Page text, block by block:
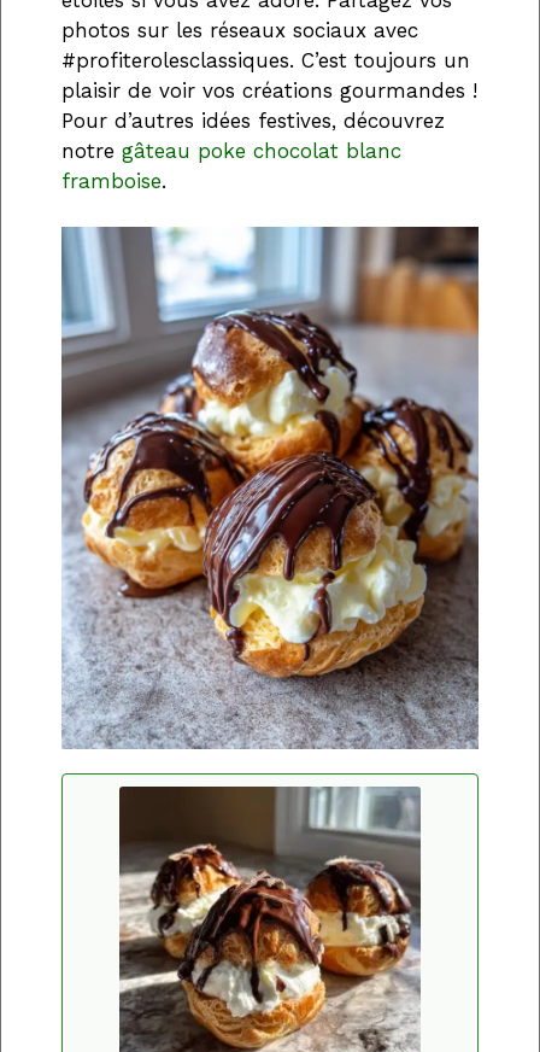
photos sur les réseaux sociaux avec
#profiterolesclassiques. C’est toujours un
plaisir de voir vos créations gourmandes !
Pour d’autres idées festives, découvrez
notre gâteau poke chocolat blanc
framboise.